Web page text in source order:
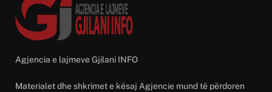
Agjencia e lajmeve Gjilani INFO
Materialet dhe shkrimet e kësaj Agjencie mund të përdoren